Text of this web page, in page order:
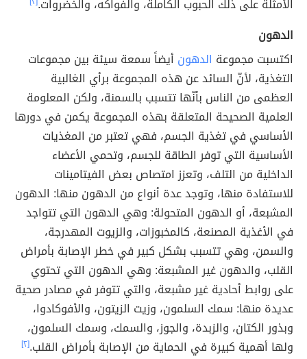
الأمثلة على ذلك الحبوب الكاملة، والفواكه، والخضروات.
الدهون
اكتسبت مجموعة الدهون أيضاً سمعة سيئة بين مجموعات
التغذية، لأنّ السائد عن هذه المجموعة برأي الغالبية
العظمى من الناس بأنّها تتسبب بالسمنة، ولكن المعلومة
العلمية الصحيحة المتعلقة بهذه المجموعة يكمن في دورها
الأساسي في تغذية الجسم، فهي تعتبر من المغذيات
الأساسية التي توفر الطاقة للجسم، وتحمي الأعضاء
الداخلية من التلف، وتعزز امتصاص بعض الفيتامينات
للاستفادة منها، وتوجد عدة أنواع من الدهون منها: الدهون
المشبعة، أو الدهون المتحولة: وهي الدهون التي تتواجد
في الأغذية المصنعة، كالمخبوزات، والزيوت المهدرجة،
والسمن، وهي تتسبب بشكل كبير في خطر الإصابة بأمراض
القلب، والدهون غير المشبعة: وهي الدهون التي تحتوي
على روابط أحادية غير مشبعة، والتي تتوفر في مصادر صحية
عديدة منها: سمك السلمون، وزيت الزيتون، والأفوكادوا،
وبذور الكتان، والزبدة، والجوز، والسمك، وسمك السلمون،
ولها أهمية كبيرة في الحماية من الإصابة بأمراض القلب.[٢]